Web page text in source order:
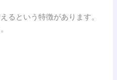
るという特徴があります。